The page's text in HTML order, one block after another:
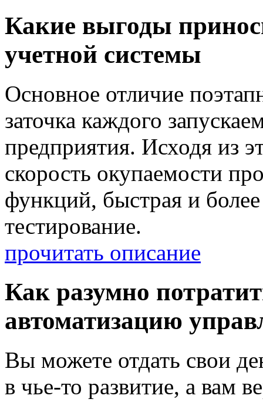
Какие выгоды
учетной системы
Основное отличие
заточка каждого
предприятия. Исходя из
скорость окупаемости
функций, быстрая и
тестирование.
прочитать описание
Как разумно
автоматизацию
Вы можете отдать свои
в чье-то развитие, а вам